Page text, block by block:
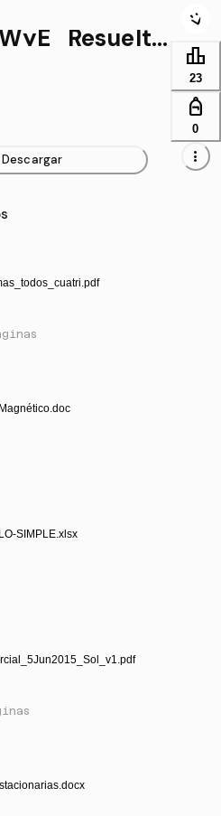
Descargar
leaderboard
23
personal_bag
0
more_vert
SIMPLE.xlsx